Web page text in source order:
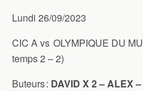
Lundi 26/09/2023
CIC A vs OLYMPIQUE DU
temps 2 – 2)
Buteurs : DAVID X 2 – ALEX